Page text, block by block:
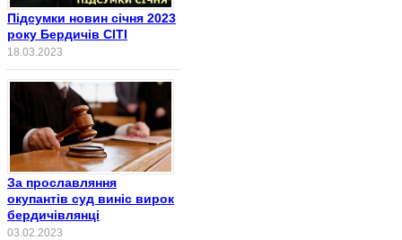
Підсумки новин січня 2023
року Бердичів СІТІ
18.03.2023
За прославляння
окупантів суд виніс вирок
бердичівлянці
03.02.2023